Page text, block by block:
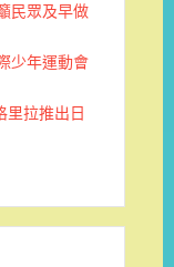
民眾及早做
少年運動會
里拉推出日